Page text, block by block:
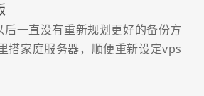
一直没有重新规划更好的备份方
搭家庭服务器，顺便重新设定vps